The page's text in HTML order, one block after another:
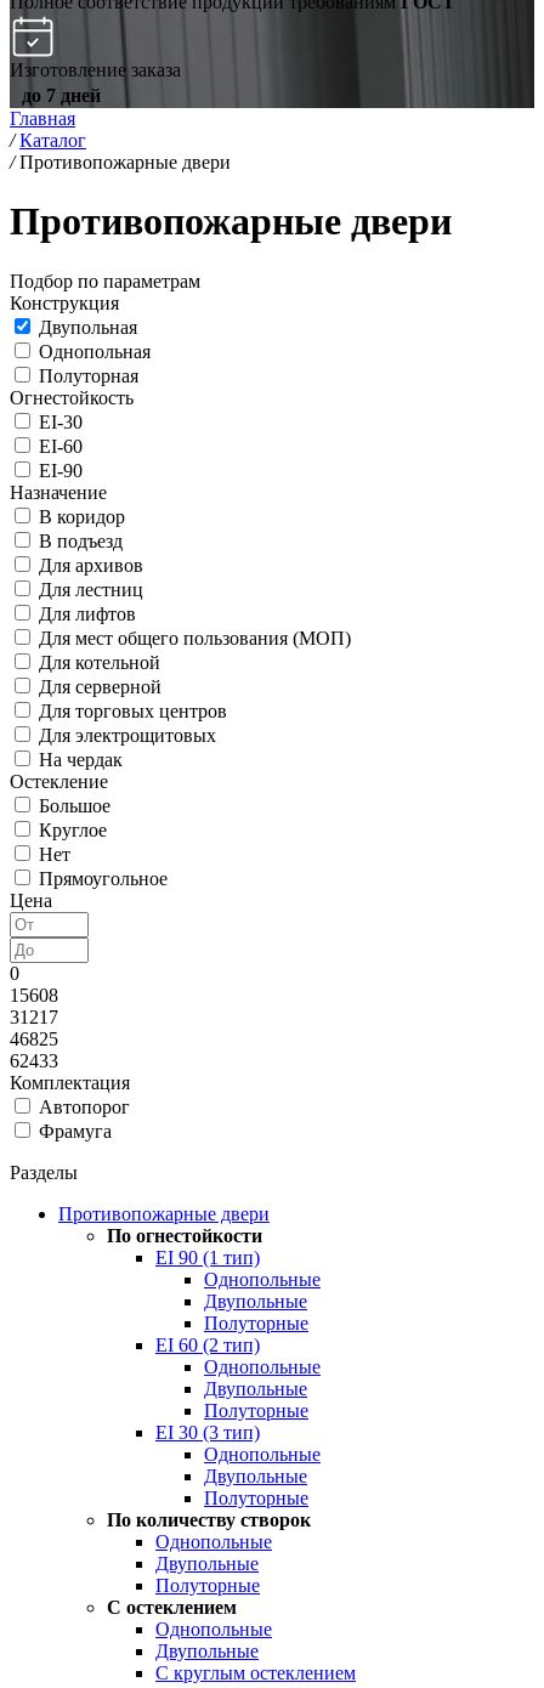
Изготовление заказа
до 7 дней
Главная
/ Каталог
/ Противопожарные двери
Противопожарные двери
Подбор по параметрам
Конструкция
Двупольная
Однопольная
Полуторная
Огнестойкость
EI-30
EI-60
EI-90
Назначение
В коридор
В подъезд
Для архивов
Для лестниц
Для лифтов
Для мест общего пользования (МОП)
Для котельной
Для серверной
Для торговых центров
Для электрощитовых
На чердак
Остекление
Большое
Круглое
Нет
Прямоугольное
Цена
0
15608
31217
46825
62433
Комплектация
Автопорог
Фрамуга
Разделы
Противопожарные двери
По огнестойкости
EI 90 (1 тип)
Однопольные
Двупольные
Полуторные
EI 60 (2 тип)
Однопольные
Двупольные
Полуторные
EI 30 (3 тип)
Однопольные
Двупольные
Полуторные
По количеству створок
Однопольные
Двупольные
Полуторные
С остеклением
Однопольные
Двупольные
С круглым остеклением